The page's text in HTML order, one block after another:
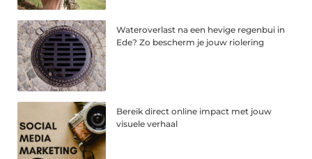
Wateroverlast na een hevige regenbui in
Ede? Zo bescherm je jouw riolering
Bereik direct online impact met jouw
visuele verhaal